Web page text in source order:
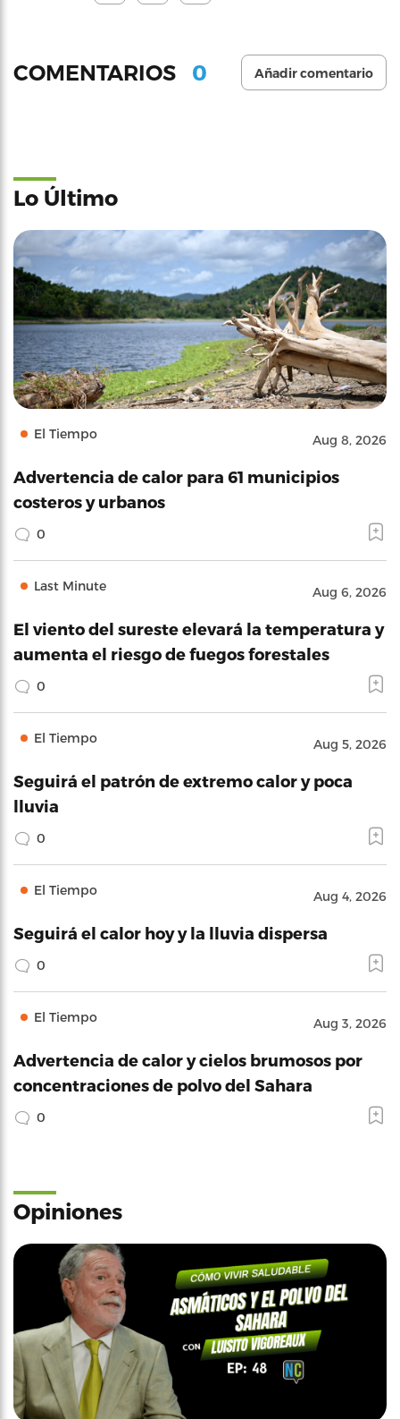
COMENTARIOS 0 Añadir comentario
Lo Último
El Tiempo Aug 8, 2026
Advertencia de calor para 61 municipios
costeros y urbanos
0
Last Minute Aug 6, 2026
El viento del sureste elevará la temperatura y
aumenta el riesgo de fuegos forestales
0
El Tiempo Aug 5, 2026
Seguirá el patrón de extremo calor y poca
lluvia
0
El Tiempo Aug 4, 2026
Seguirá el calor hoy y la lluvia dispersa
0
El Tiempo Aug 3, 2026
Advertencia de calor y cielos brumosos por
concentraciones de polvo del Sahara
0
Opiniones